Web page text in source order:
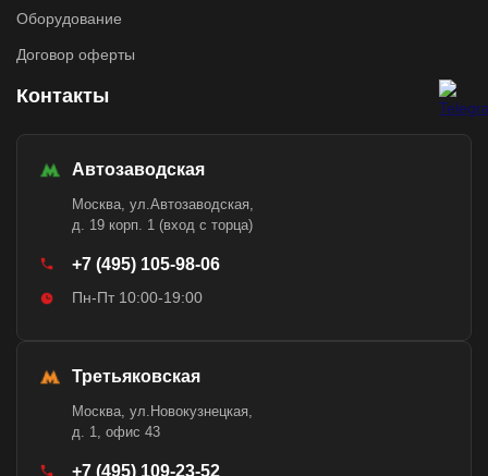
Оборудование
Договор оферты
Контакты
Автозаводская
Москва, ул.Автозаводская,
д. 19 корп. 1 (вход с торца)
+7 (495) 105-98-06
Пн-Пт 10:00-19:00
Третьяковская
Москва, ул.Новокузнецкая,
д. 1, офис 43
+7 (495) 109-23-52